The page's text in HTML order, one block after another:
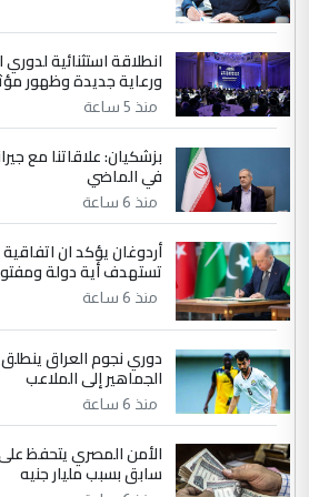
سردار
التعليق : واحد من عصابة علي
جنسية الرافد الثالث للعراق
الموضوع :
الجواهري يرد على
مضجعيك يابن الزنا (نص كامل)
انطلاقة استثنائية لدوري
ورعاية جديدة وظهور
منذ 5 ساعة
بزشكيان: علاقاتنا مع
في الماضي
منذ 6 ساعة
أردوغان يؤكد ان
تستهدف أية دولة
منذ 6 ساعة
دوري نجوم العراق
الجماهير إلى الملاعب
منذ 6 ساعة
الأمن المصري يتحفظ
سابق بسبب مليار جنيه